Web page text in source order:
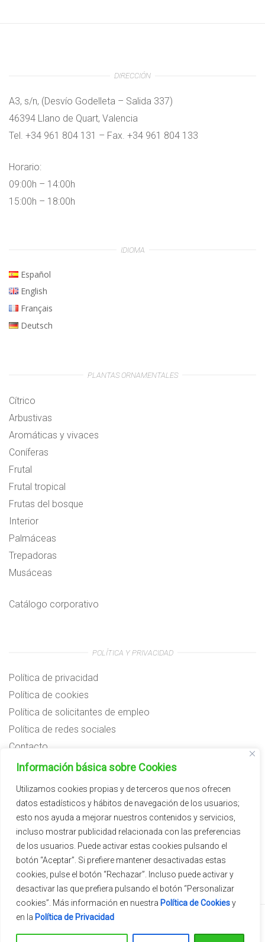
Información básica sobre Cookies
Utilizamos cookies propias y de terceros que nos ofrecen
datos estadísticos y hábitos de navegación de los usuarios;
esto nos ayuda a mejorar nuestros contenidos y servicios,
incluso mostrar publicidad relacionada con las preferencias
de los usuarios. Puede activar estas cookies pulsando el
botón “Aceptar”. Si prefiere mantener desactivadas estas
cookies, pulse el botón “Rechazar”. Incluso puede activar y
desactivar las que prefiera pulsando el botón “Personalizar
cookies”. Más información en nuestra Política de Cookiesy
en la Política de Privacidad
DIRECCIÓN
A3, s/n, (Desvío Godelleta – Salida 337)
46394 Llano de Quart, Valencia
Tel. +34 961 804 131 – Fax. +34 961 804 133
Horario:
09:00h – 14:00h
15:00h – 18:00h
IDIOMA
Español
English
Français
Deutsch
PLANTAS ORNAMENTALES
Cítrico
Arbustivas
Aromáticas y vivaces
Coníferas
Frutal
Frutal tropical
Frutas del bosque
Interior
Palmáceas
Trepadoras
Musáceas
Catálogo corporativo
POLÍTICA Y PRIVACIDAD
Política de privacidad
Política de cookies
Política de solicitantes de empleo
Política de redes sociales
Contacto
Preguntas frecuentes
Subvenciones